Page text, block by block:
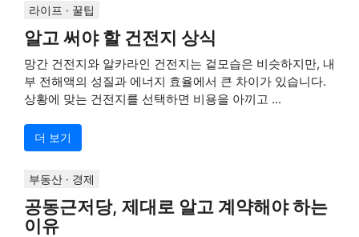
라이프 · 꿀팁
알고 써야 할 건전지 상식
망간 건전지와 알카라인 건전지는 겉모습은 비슷하지만, 내
부 전해액의 성질과 에너지 효율에서 큰 차이가 있습니다.
상황에 맞는 건전지를 선택하면 비용을 아끼고 ...
더 보기
부동산 · 경제
공동근저당, 제대로 알고 계약해야 하는
이유